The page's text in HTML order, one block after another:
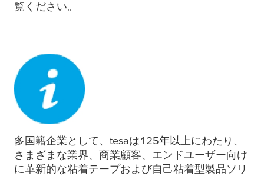
覧ください。
多国籍企業として、 tesaは125年以上にわたり、
さまざまな業界、商業顧客、エンドユーザー向け
に革新的な粘着テープおよび自己粘着型製品ソリ